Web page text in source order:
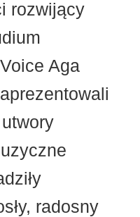
rozwijący
Aga
radosny